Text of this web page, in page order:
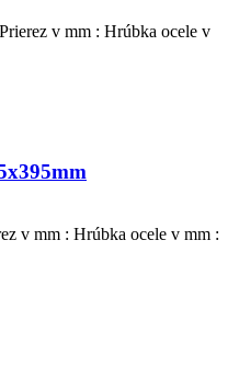
v mm : Hrúbka ocele v
v mm : Hrúbka ocele v mm :